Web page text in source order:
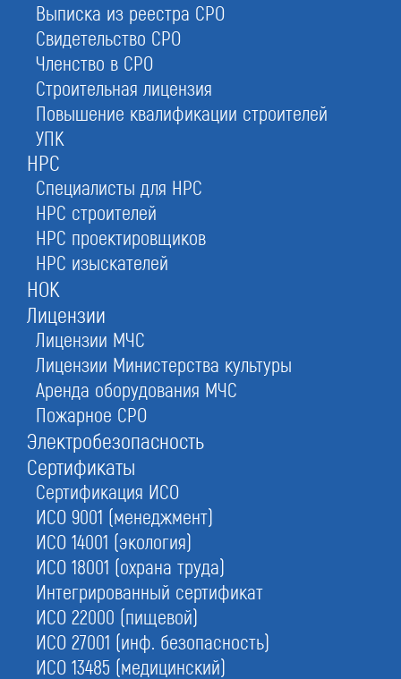
Выписка из реестра СРО
Свидетельство СРО
Членство в СРО
Строительная лицензия
Повышение квалификации строителей
УПК
НРС
Специалисты для НРС
НРС строителей
НРС проектировщиков
НРС изыскателей
НОК
Лицензии
Лицензии МЧС
Лицензии Министерства культуры
Аренда оборудования МЧС
Пожарное СРО
Электробезопасность
Сертификаты
Сертификация ИСО
ИСО 9001 (менеджмент)
ИСО 14001 (экология)
ИСО 18001 (охрана труда)
Интегрированный сертификат
ИСО 22000 (пищевой)
ИСО 27001 (инф. безопасность)
ИСО 13485 (медицинский)
Цены на наши услуги в
Электростали
Мы рады, что Вы выбрали нашу компанию!
Заказать услугу
персональных данных.
Ирина
Емельянова
специалист
контакт-центра
+7 905 18 12 777